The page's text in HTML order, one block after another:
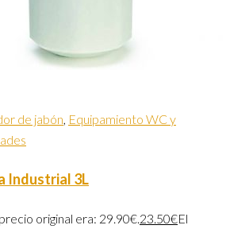
de jabón, Equipamiento WC y
Industrial 3L
original era: 29.90€. 23.50€El